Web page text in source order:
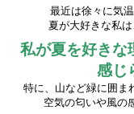
最近は徐々に気
夏が大好きな私
私が夏を好きな
感じ
特に、山など緑に囲ま
空気の匂いや風の